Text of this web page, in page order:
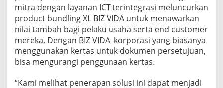
mitra dengan layanan ICT terintegrasi meluncurkan
product bundling XL BIZ VIDA untuk menawarkan
nilai tambah bagi pelaku usaha serta end customer
mereka. Dengan BIZ VIDA, korporasi yang biasanya
menggunakan kertas untuk dokumen persetujuan,
bisa mengurangi penggunaan kertas.
“Kami melihat penerapan solusi ini dapat menjadi